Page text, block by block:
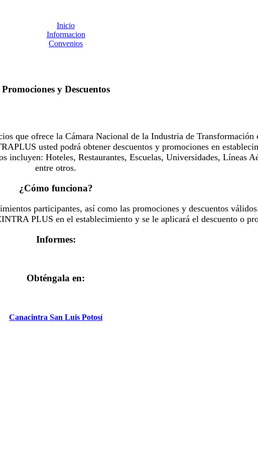
Inicio
Informacion
Convenios
Promociones y Descuentos
que ofrece la Cámara Nacional de la Industria de Transformación
usted podrá obtener descuentos y promociones en
incluyen: Hoteles, Restaurantes, Escuelas, Universidades, Líneas
entre otros.
¿Cómo funciona?
participantes, así como las promociones y descuentos
PLUS en el establecimiento y se le aplicará el descuento o
Informes:
Obténgala en:
Canacintra San Luis Potosí